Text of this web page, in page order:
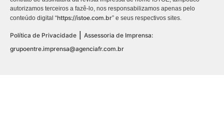
autorizamos terceiros a fazê-lo, nos responsabilizamos apenas pelo
conteúdo digital “https://istoe.com.br” e seus respectivos sites.
Política de Privacidade
Assessoria de Imprensa:
grupoentre.imprensa@agenciafr.com.br